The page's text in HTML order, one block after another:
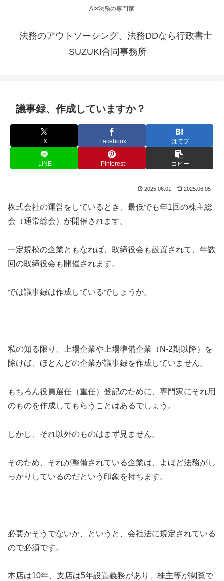
AI×法務の専門家
法務のアウトソーシング、法務DDなら行政書士
SUZUKI合同事務所
議事録、作成していますか？
X Facebook はてブ
LINE Pinterest コピー
2025.06.01 2025.06.05
株式会社の運営をしているとき、最低でも年1回の株主総
会（通常総会）が開催されます。
一定規模の企業ともなれば、取締役会も設置されて、年数
回の取締役会も開催されます。
では議事録は作成しているでしょうか。
私の知る限り、上場企業や上場準備企業（N-2期以降）を
除けば、ほとんどの企業が議事録を作成していません。
もちろん役員選任（重任）登記のために、専門家にそれ用
のものを作成してもらうことはあるでしょう。
しかし、それ以外のものはまず見ません。
そのため、それが整備されている企業は、よほど法務がし
っかりしているのだという印象を持ちます。
必要かそうでないか、というと、会社法に規定されている
ので必須です。
本店は10年、支店は5年設置義務があり、株主等が閲覧で